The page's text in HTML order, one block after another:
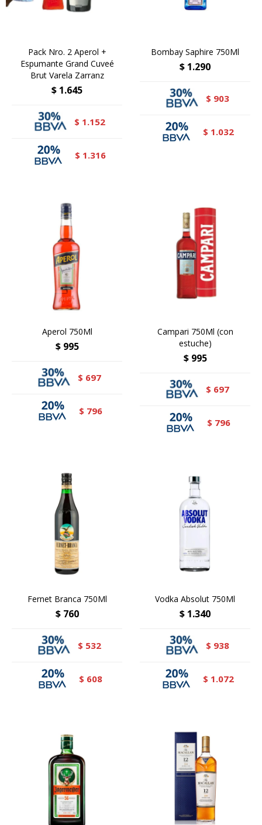
Pack Nro. 2 Aperol +
Espumante Grand Cuveé
Brut Varela Zarranz
$ 1.645
$ 1.152
$ 1.316
Bombay Saphire 750Ml
$ 1.290
$ 903
$ 1.032
Aperol 750Ml
$ 995
$ 697
$ 796
Campari 750Ml (con
estuche)
$ 995
$ 697
$ 796
Fernet Branca 750Ml
$ 760
$ 532
$ 608
Vodka Absolut 750Ml
$ 1.340
$ 938
$ 1.072